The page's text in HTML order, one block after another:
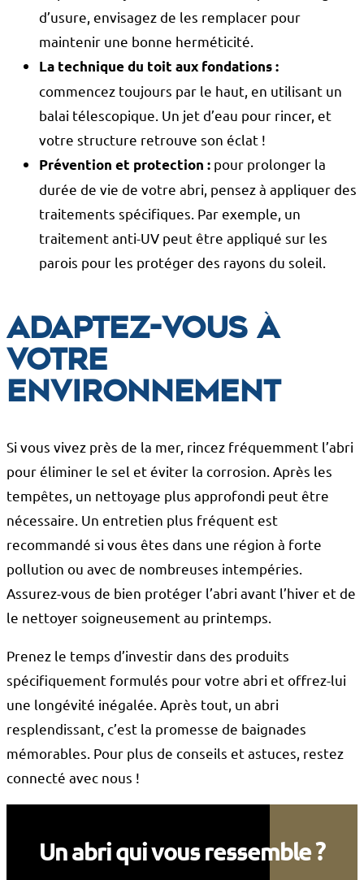
d’usure, envisagez de les remplacer pour
maintenir une bonne herméticité.
La technique du toit aux fondations :
commencez toujours par le haut, en utilisant un
balai télescopique. Un jet d’eau pour rincer, et
votre structure retrouve son éclat !
Prévention et protection : pour prolonger la
durée de vie de votre abri, pensez à appliquer des
traitements spécifiques. Par exemple, un
traitement anti-UV peut être appliqué sur les
parois pour les protéger des rayons du soleil.
Adaptez-vous à
votre
environnement
Si vous vivez près de la mer, rincez fréquemment l’abri
pour éliminer le sel et éviter la corrosion. Après les
tempêtes, un nettoyage plus approfondi peut être
nécessaire. Un entretien plus fréquent est
recommandé si vous êtes dans une région à forte
pollution ou avec de nombreuses intempéries.
Assurez-vous de bien protéger l’abri avant l’hiver et de
le nettoyer soigneusement au printemps.
Prenez le temps d’investir dans des produits
spécifiquement formulés pour votre abri et offrez-lui
une longévité inégalée. Après tout, un abri
resplendissant, c’est la promesse de baignades
mémorables. Pour plus de conseils et astuces, restez
connecté avec nous !
Un abri qui vous ressemble ?